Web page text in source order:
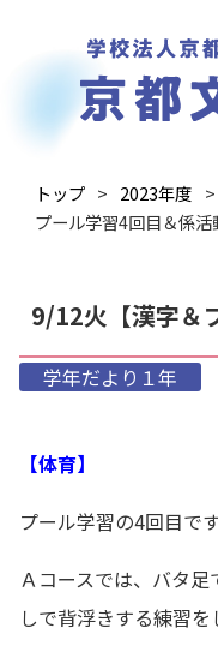
トップ 2023年度
プール学習4回目＆係活
9/12火【漢字＆
学年だより１年
【体育】
プール学習の4回目です
Ａコースでは、バタ
しで背浮きする練習を